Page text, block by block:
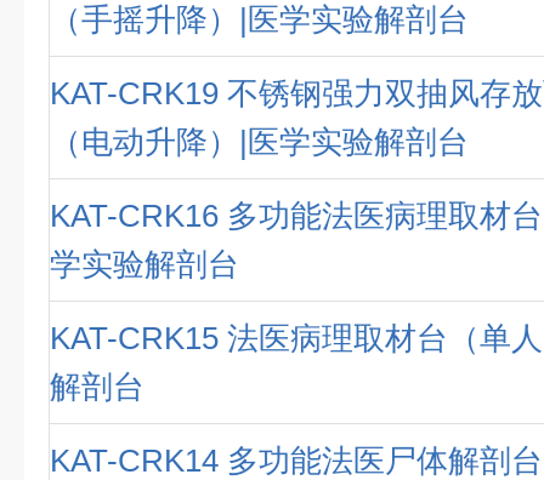
（手摇升降）|医学实验解剖台
KAT-CRK19 不锈钢强力双抽风存
（电动升降）|医学实验解剖台
KAT-CRK16 多功能法医病理取材
学实验解剖台
KAT-CRK15 法医病理取材台（单
解剖台
KAT-CRK14 多功能法医尸体解剖